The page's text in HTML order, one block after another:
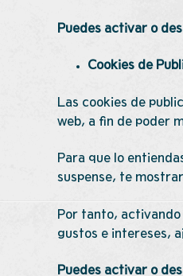
Puedes activar o
Cookies de
Las cookies de
web, a fin de poder
Para que lo
suspense, te
Por tanto, activando
gustos e intereses,
Puedes activar o